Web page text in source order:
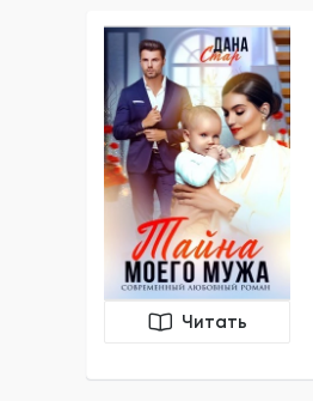
Читать